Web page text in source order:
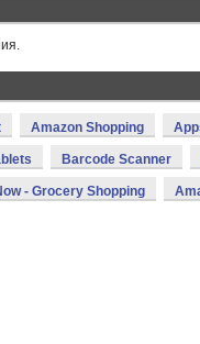
Amazon Shopping
Barcode Scanner
- Grocery Shopping